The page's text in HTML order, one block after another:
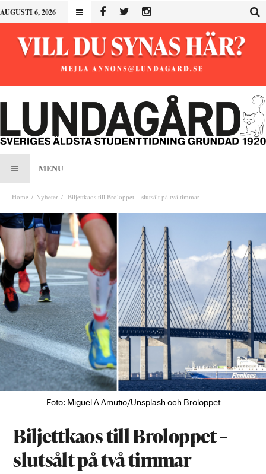
AUGUSTI 6, 2026
MENU
Home Nyheter Biljettkaos till Broloppet – slutsålt på två timmar
Foto: Miguel A Amutio/Unsplash och Broloppet
Biljettkaos till Broloppet –
slutsålt på två timmar